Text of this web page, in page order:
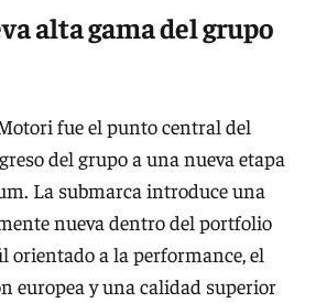
alta gama del grupo
fue el punto central del
del grupo a una nueva etapa
La submarca introduce una
nueva dentro del portfolio
orientado a la performance, el
europea y una calidad superior